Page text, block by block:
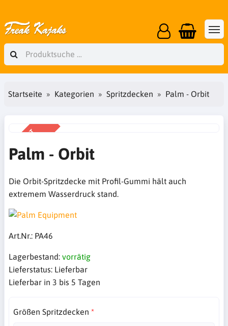
Startseite Kategorien Spritzdecken Palm - Orbit
ANGEBOT
-52%
Palm - Orbit
Die Orbit-Spritzdecke mit Profil-Gummi hält auch
extremem Wasserdruck stand.
Art.Nr.: PA46
Lagerbestand: vorrätig
Lieferstatus: Lieferbar
Lieferbar in 3 bis 5 Tagen
Größen Spritzdecken